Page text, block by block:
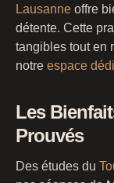
Lausanne offre
détente. Cette
tangibles tout en
notre espace
Les
Prouvés
Des études du